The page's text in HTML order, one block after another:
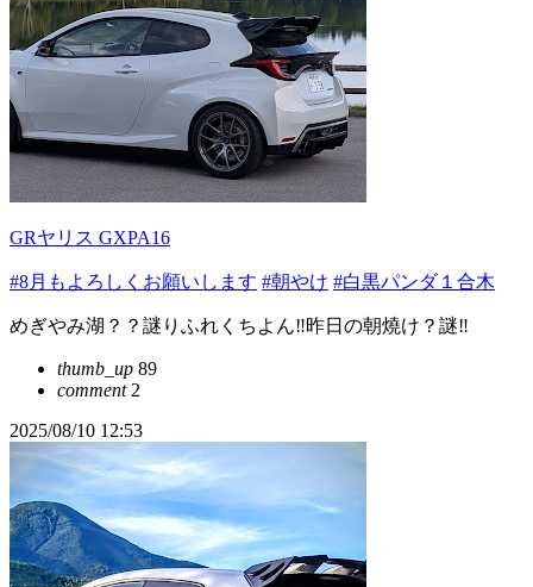
GRヤリス GXPA16
#8月もよろしくお願いします #朝やけ #白黒パンダ１合木
めぎやみ湖？？謎りふれくちよん‼️昨日の朝燒け？謎‼️
thumb_up 89
comment2
2025/08/10 12:53